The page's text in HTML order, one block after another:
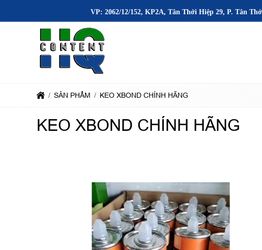
VP: 2062/12/152, KP2A, Tân Thới Hiệp 29, P. Tân
SẢN PHẨM KEO XBOND CHÍNH HÃNG
KEO XBOND CHÍNH HÃNG